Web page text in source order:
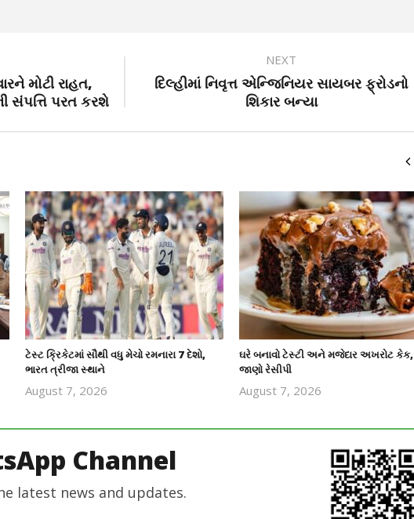
મોટી રાહત,
સંપત્તિ પરત કરશે
NEXT
દિલ્હીમાં નિવૃત્ત એન્જિનિયર સાયબર ફ્રોડનો
શિકાર બન્યા
ટેસ્ટ ક્રિકેટમાં સૌથી વધુ મેચો રમનારા 7 દેશો,
ભારત ત્રીજા સ્થાને
August 7, 2026
ઘરે બનાવો ટેસ્ટી અને મજેદાર અખરોટ કેક,
જાણો રેસીપી
August 7, 2026
Channel
latest news and updates.